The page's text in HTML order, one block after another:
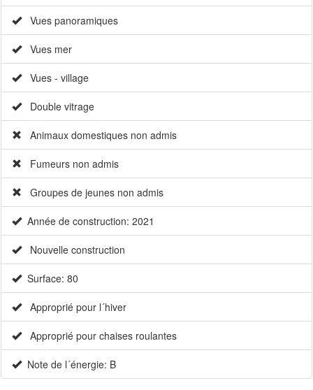
Vues panoramiques
Vues mer
Vues - village
Double vitrage
Animaux domestiques non admis
Fumeurs non admis
Groupes de jeunes non admis
Année de construction: 2021
Nouvelle construction
Surface: 80
Approprié pour l´hiver
Approprié pour chaises roulantes
Note de l´énergie: B